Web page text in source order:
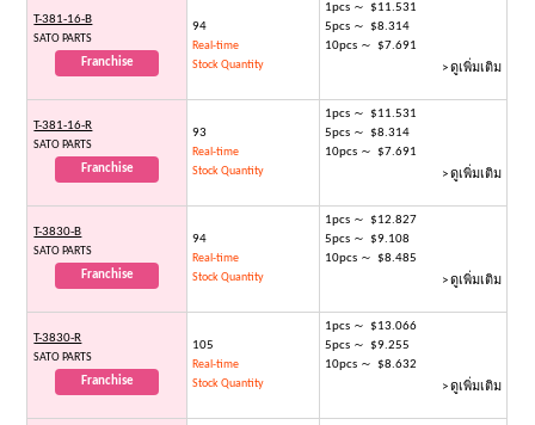
T-381-16-B
SATO PARTS
Franchise
94
Real-time
Stock Quantity
1pcs ～ $11.531
5pcs ～ $8.314
10pcs ～ $7.691
> ดูเพิ่มเติม
T-381-16-R
SATO PARTS
Franchise
93
Real-time
Stock Quantity
1pcs ～ $11.531
5pcs ～ $8.314
10pcs ～ $7.691
> ดูเพิ่มเติม
T-3830-B
SATO PARTS
Franchise
94
Real-time
Stock Quantity
1pcs ～ $12.827
5pcs ～ $9.108
10pcs ～ $8.485
> ดูเพิ่มเติม
T-3830-R
SATO PARTS
Franchise
105
Real-time
Stock Quantity
1pcs ～ $13.066
5pcs ～ $9.255
10pcs ～ $8.632
> ดูเพิ่มเติม